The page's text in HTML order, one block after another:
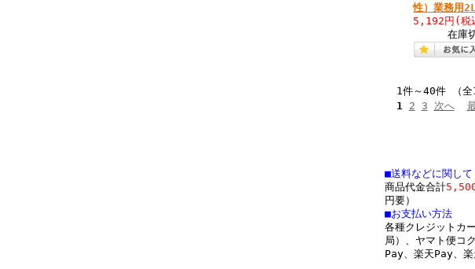
性）業務用
5,192円 (税
在庫
1件～40件 （
1
2 3 次へ
■送料などに関して
商品代金合計5,500
円要）
■お支払い方法
各種クレジットカ
局）、ヤマト便コ
Pay、楽天Pay、楽